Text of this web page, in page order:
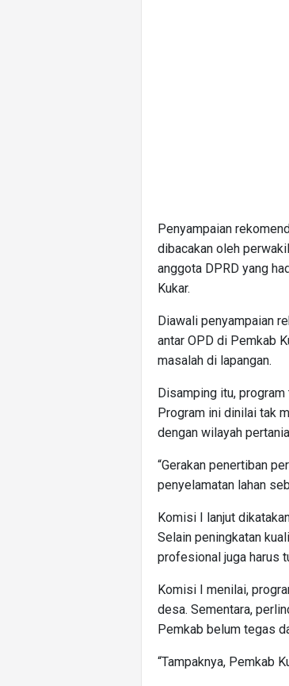
Penyampaian
dibacakan oleh
anggota DPRD yang
Kukar.
Diawali penyampaian
antar OPD di Pemkab
masalah di lapangan.
Disamping itu,
Program ini dinilai tak
dengan wilayah
“Gerakan penertiban
penyelamatan lahan
Komisi I lanjut
Selain peningkatan
profesional juga harus
Komisi I menilai,
desa. Sementara,
Pemkab belum tegas
“Tampaknya, Pemkab